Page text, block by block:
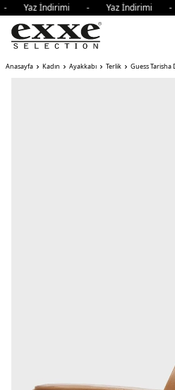
Yaz İndirimi - Yaz
Anasayfa Kadın Ayakkabı Terlik